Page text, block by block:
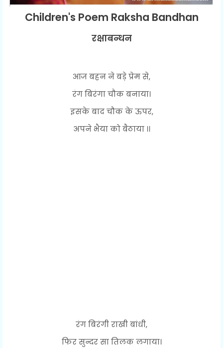
Children's Poem Raksha Bandhan
रक्षाबन्धन
आज बहन ने बड़े प्रेम से,
रंग बिरंगा चौक बनाया।
इसके बाद चौक के ऊपर,
अपने भैया को बैठाया ।।
रंग बिरंगी राखी बांधी,
फिर सुन्दर सा तिलक लगाया।